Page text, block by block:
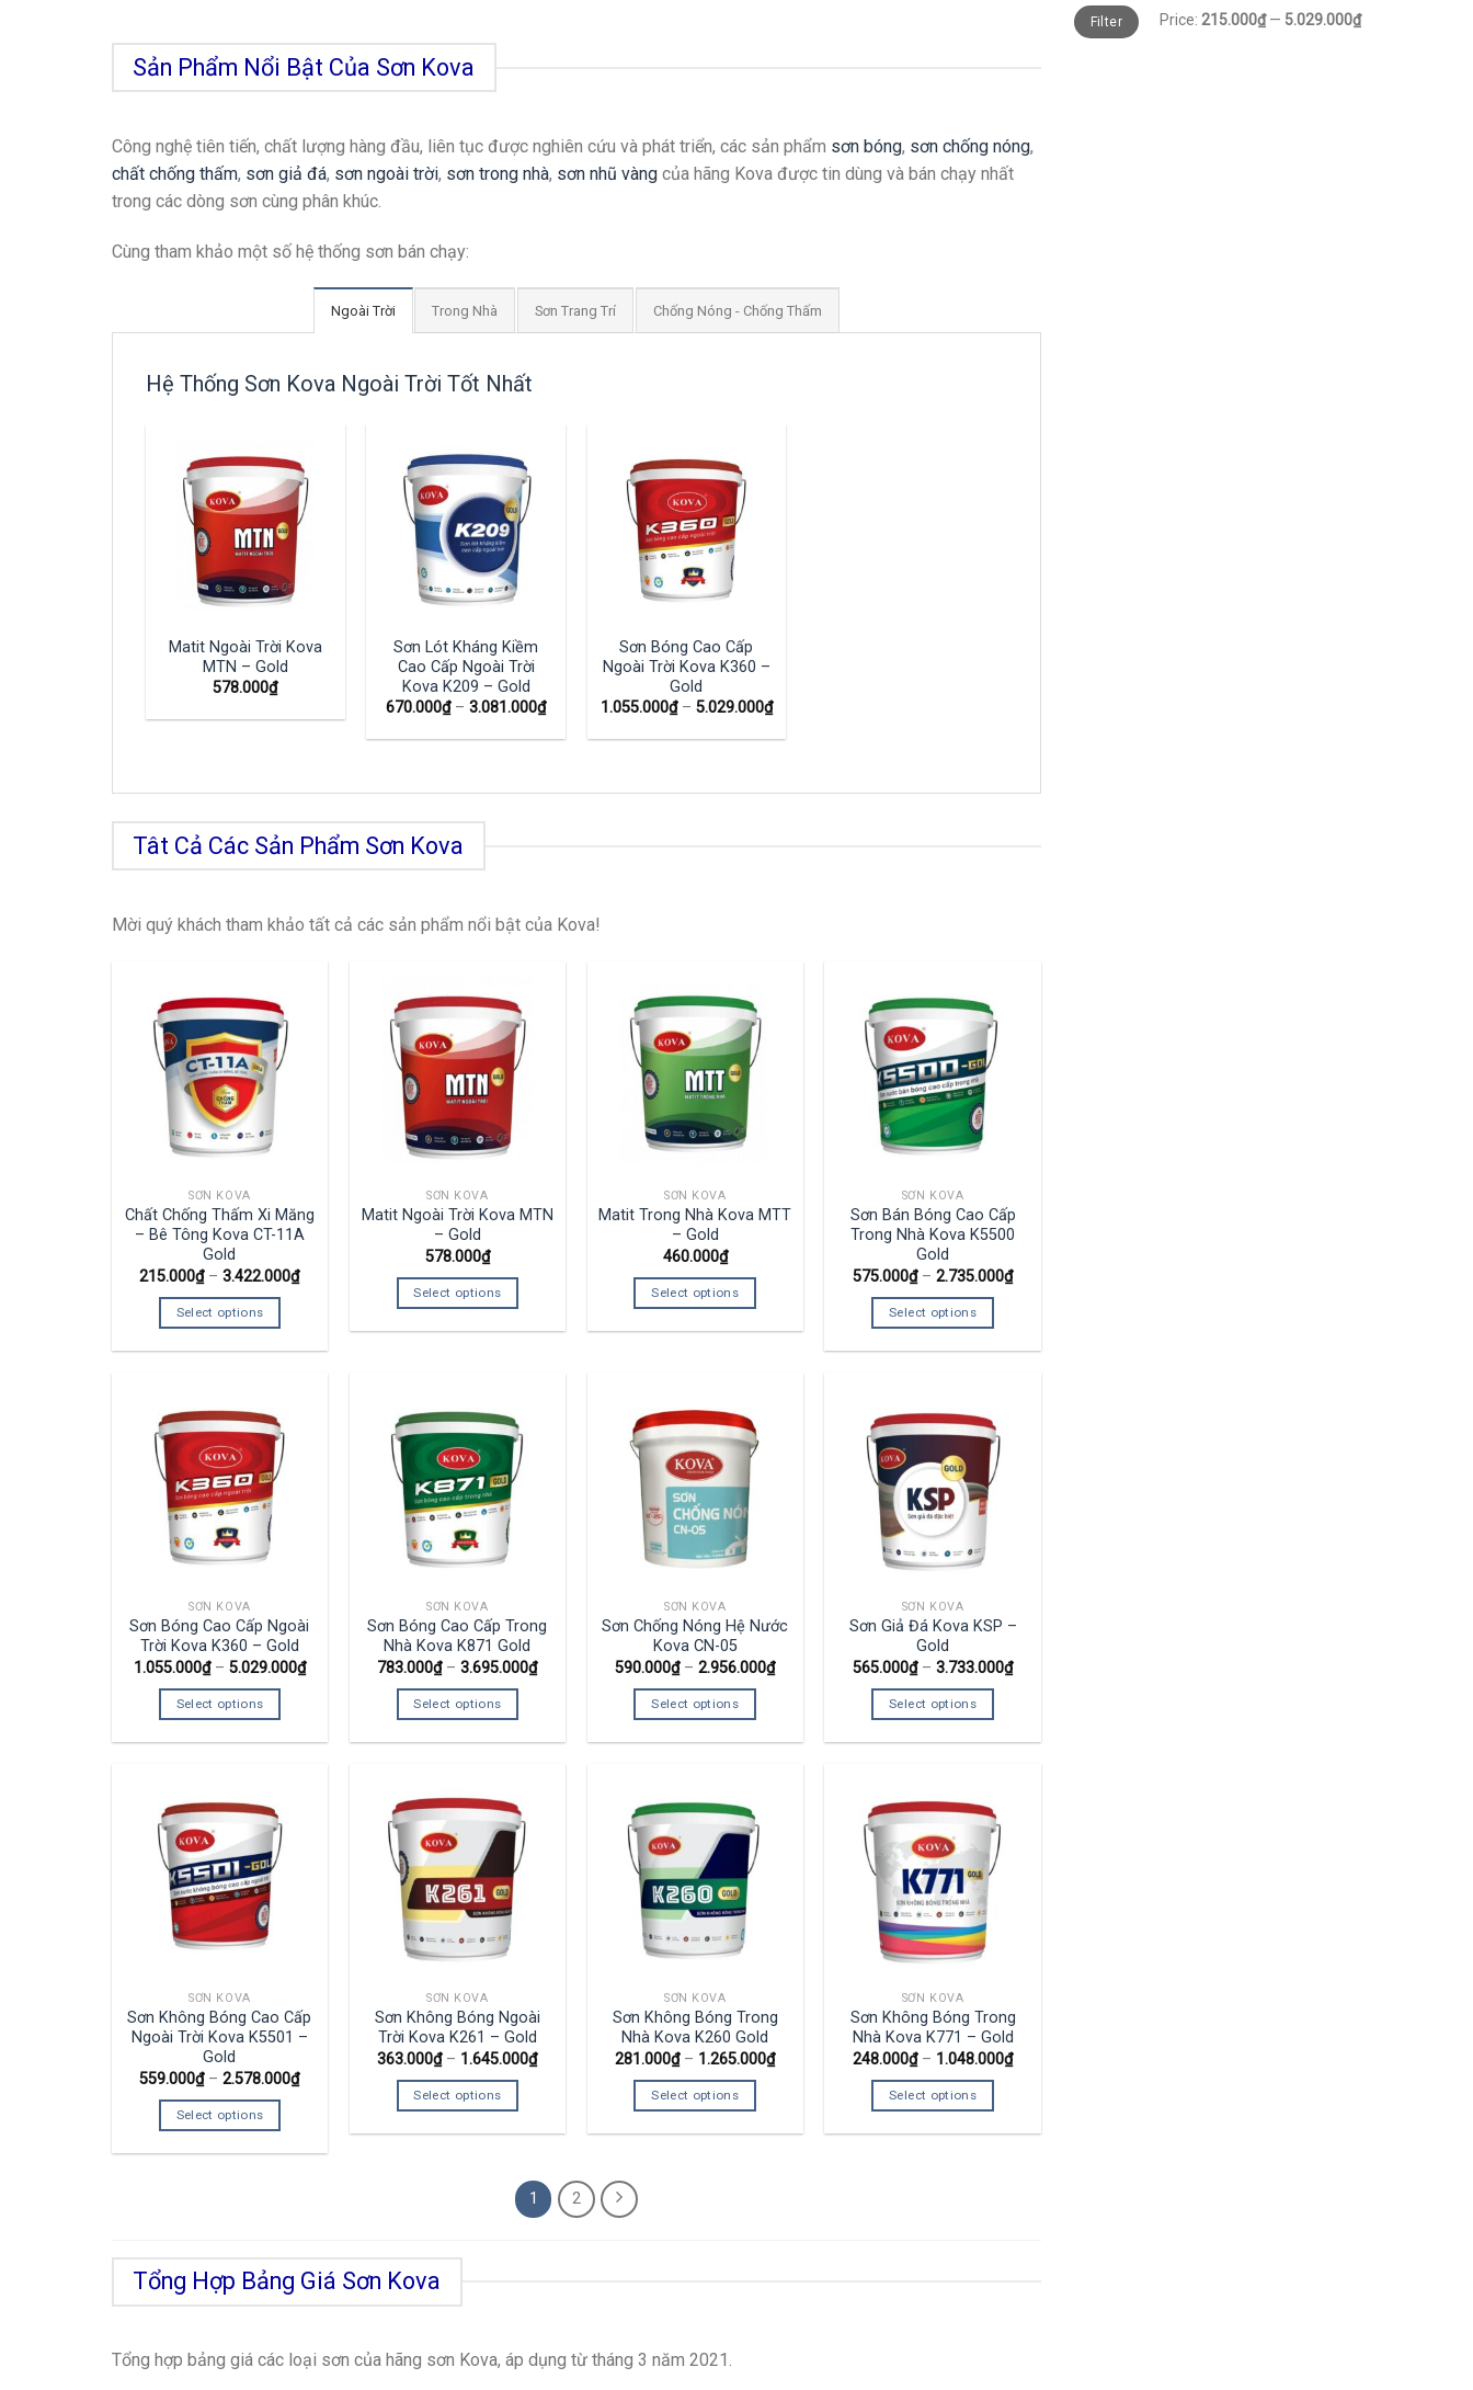
Sản Phẩm Nổi Bật Của Sơn Kova
Công nghệ tiên tiến, chất lượng hàng đầu, liên tục được nghiên cứu và phát triển, các sản phẩm sơn bóng, sơn chống nóng,
chất chống thấm, sơn giả đá, sơn ngoài trời, sơn trong nhà, sơn nhũ vàng của hãng Kova được tin dùng và bán chạy nhất
trong các dòng sơn cùng phân khúc.
Cùng tham khảo một số hệ thống sơn bán chạy:
Ngoài Trời Trong Nhà Sơn Trang Trí Chống Nóng - Chống Thấm
Hệ Thống Sơn Kova Ngoài Trời Tốt Nhất
Matit Ngoài Trời Kova
MTN – Gold
578.000₫
Sơn Lót Kháng Kiềm
Cao Cấp Ngoài Trời
Kova K209 – Gold
670.000₫–3.081.000₫
Sơn Bóng Cao Cấp
Ngoài Trời Kova K360 –
Gold
1.055.000₫– 5.029.000₫
Tât Cả Các Sản Phẩm Sơn Kova
Mời quý khách tham khảo tất cả các sản phẩm nổi bật của Kova!
SƠN KOVA
Chất Chống Thấm Xi Măng
– Bê Tông Kova CT-11A
Gold
215.000₫–3.422.000₫
Select options
SƠN KOVA
Matit Ngoài Trời Kova MTN
– Gold
578.000₫
Select options
SƠN KOVA
Matit Trong Nhà Kova MTT
– Gold
460.000₫
Select options
SƠN KOVA
Sơn Bán Bóng Cao Cấp
Trong Nhà Kova K5500
Gold
575.000₫–2.735.000₫
Select options
SƠN KOVA
Sơn Bóng Cao Cấp Ngoài
Trời Kova K360 – Gold
1.055.000₫– 5.029.000₫
Select options
SƠN KOVA
Sơn Bóng Cao Cấp Trong
Nhà Kova K871 Gold
783.000₫–3.695.000₫
Select options
SƠN KOVA
Sơn Chống Nóng Hệ Nước
Kova CN-05
590.000₫–2.956.000₫
Select options
SƠN KOVA
Sơn Giả Đá Kova KSP –
Gold
565.000₫–3.733.000₫
Select options
SƠN KOVA
Sơn Không Bóng Cao Cấp
Ngoài Trời Kova K5501 –
Gold
559.000₫–2.578.000₫
Select options
SƠN KOVA
Sơn Không Bóng Ngoài
Trời Kova K261 – Gold
363.000₫– 1.645.000₫
Select options
SƠN KOVA
Sơn Không Bóng Trong
Nhà Kova K260 Gold
281.000₫– 1.265.000₫
Select options
SƠN KOVA
Sơn Không Bóng Trong
Nhà Kova K771 – Gold
248.000₫– 1.048.000₫
Select options
1 2
Tổng Hợp Bảng Giá Sơn Kova
Tổng hợp bảng giá các loại sơn của hãng sơn Kova, áp dụng từ tháng 3 năm 2021.
Filter Price: 215.000₫— 5.029.000₫